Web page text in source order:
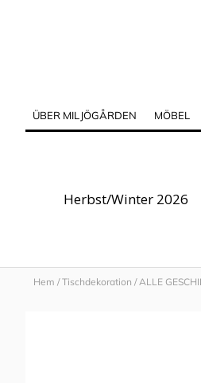
ÜBER MILJÖGÅRDEN MÖBEL
Herbst/Winter 2026
Hem /Tischdekoration / ALLE